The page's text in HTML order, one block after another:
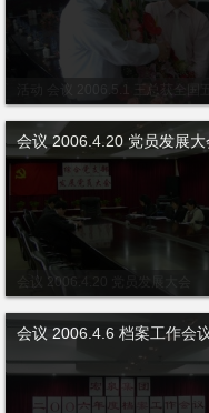
活动 会议 2006.5.1 王总获全国
会议 2006.4.20 党员发展大会
会议 2006.4.20 党员发展大
会议 2006.4.6 档案工作会